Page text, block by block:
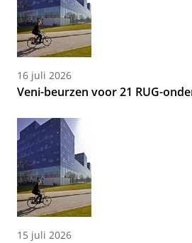
16 juli 2026
Veni-beurzen voor 21 RUG-
15 juli 2026